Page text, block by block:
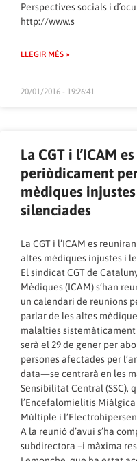
Perspectives socials i
http://www.s
LLEGIR MÉS »
20/01/2016 - 19:26:41
La CGT i l’ICAM
periòdicament
mèdiques
silenciades
La CGT i l’ICAM es
altes mèdiques injustes i
El sindicat CGT de
Mèdiques (ICAM) s’han
un calendari de reunions
parlar de les altes
malalties
serà el 29 de gener per
persones afectades per
data—se centrarà en les
Sensibilitat Central (SSC),
l’Encefalomielitis
Múltiple i
A la reunió d’avui s’ha
subdirectora –i màxima